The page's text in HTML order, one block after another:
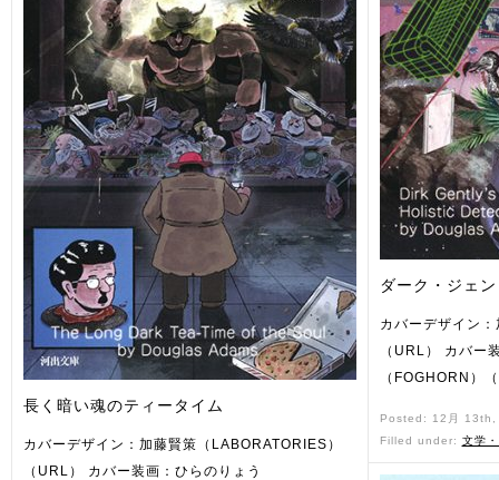
長く暗い魂のティータイム
カバーデザイン：加藤賢策（LABORATORIES）
（URL） カバー装画：ひらのりょう
ダーク・ジェ
カバーデザイン
（URL） カバー
（FOGHORN）
Posted: 12月
Filled under: 文学